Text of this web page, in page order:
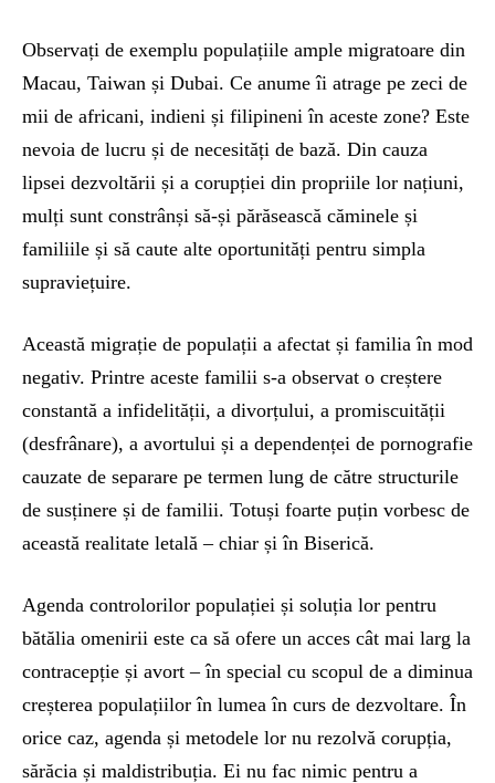
Observați de exemplu populațiile ample migratoare din
Macau, Taiwan și Dubai. Ce anume îi atrage pe zeci de
mii de africani, indieni și filipineni în aceste zone? Este
nevoia de lucru și de necesități de bază. Din cauza
lipsei dezvoltării și a corupției din propriile lor națiuni,
mulți sunt constrânși să-și părăsească căminele și
familiile și să caute alte oportunități pentru simpla
supraviețuire.
Această migrație de populații a afectat și familia în mod
negativ. Printre aceste familii s-a observat o creștere
constantă a infidelității, a divorțului, a promiscuității
(desfrânare), a avortului și a dependenței de pornografie
cauzate de separare pe termen lung de către structurile
de susținere și de familii. Totuși foarte puțin vorbesc de
această realitate letală – chiar și în Biserică.
Agenda controlorilor populației și soluția lor pentru
bătălia omenirii este ca să ofere un acces cât mai larg la
contracepție și avort – în special cu scopul de a diminua
creșterea populațiilor în lumea în curs de dezvoltare. În
orice caz, agenda și metodele lor nu rezolvă corupția,
sărăcia și maldistribuția. Ei nu fac nimic pentru a